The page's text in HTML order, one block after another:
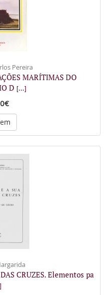
Pereira
MARÍTIMAS DO
D [...]
CRUZES. Elementos pa